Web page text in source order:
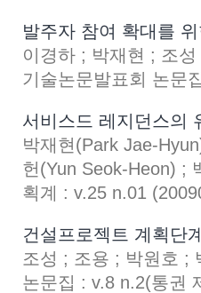
발주자 참여 확대를
이경하 ; 박재현 ; 조
기술논문발표회 논문
서비스드 레지던스의
박재현(Park Jae-
헌(Yun Seok-Heon) ;
획계 : v.25 n.01
건설프로젝트 계획단
조성 ; 조용 ; 박원호 ;
논문집 : v.8 n.2(통권